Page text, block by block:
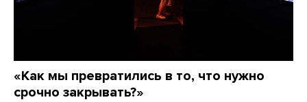
«Как мы превратились в то, что нужно
срочно закрывать?»